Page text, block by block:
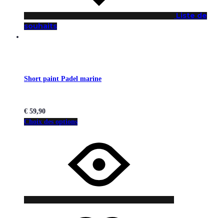
Liste de
souhaits
Short paint Padel marine
€ 59,90
Choix des options